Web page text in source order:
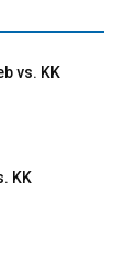
vs. KK
KK